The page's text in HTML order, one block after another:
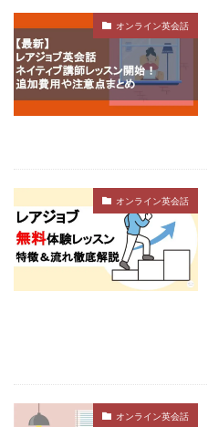
オンライン英会話
オンライン英会話
オンライン英会話